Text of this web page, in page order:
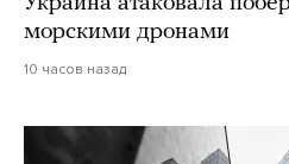
морскими дронами
10 часов назад